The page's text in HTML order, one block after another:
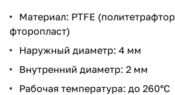
Материал: PTFE
фторопласт)
Наружный диаметр: 4 мм
Внутренний диаметр: 2 мм
Рабочая температура: до 260°С